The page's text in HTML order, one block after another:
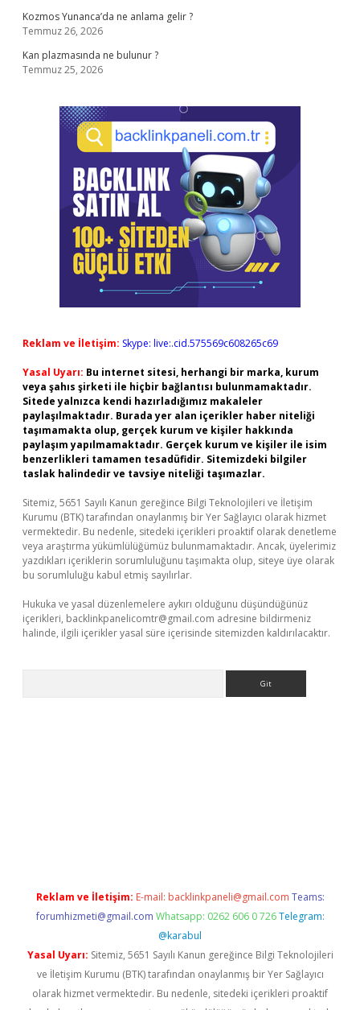
Kozmos Yunanca’da ne anlama gelir ?
Temmuz 26, 2026
Kan plazmasında ne bulunur ?
Temmuz 25, 2026
Reklam ve İletişim: Skype: live:.cid.575569c608265c69
Yasal Uyarı: Bu internet sitesi, herhangi bir marka, kurum
veya şahıs şirketi ile hiçbir bağlantısı bulunmamaktadır.
Sitede yalnızca kendi hazırladığımız makaleler
paylaşılmaktadır. Burada yer alan içerikler haber niteliği
taşımamakta olup, gerçek kurum ve kişiler hakkında
paylaşım yapılmamaktadır. Gerçek kurum ve kişiler ile isim
benzerlikleri tamamen tesadüfidir. Sitemizdeki bilgiler
taslak halindedir ve tavsiye niteliği taşımazlar.
Sitemiz, 5651 Sayılı Kanun gereğince Bilgi Teknolojileri ve İletişim
Kurumu (BTK) tarafından onaylanmış bir Yer Sağlayıcı olarak hizmet
vermektedir. Bu nedenle, sitedeki içerikleri proaktif olarak denetleme
veya araştırma yükümlülüğümüz bulunmamaktadır. Ancak, üyelerimiz
yazdıkları içeriklerin sorumluluğunu taşımakta olup, siteye üye olarak
bu sorumluluğu kabul etmiş sayılırlar.
Hukuka ve yasal düzenlemelere aykırı olduğunu düşündüğünüz
içerikleri, backlinkpanelicomtr@gmail.com adresine bildirmeniz
halinde, ilgili içerikler yasal süre içerisinde sitemizden kaldırılacaktır.
Reklam ve İletişim: E-mail: backlinkpaneli@gmail.com Teams:
forumhizmeti@gmail.com Whatsapp: 0262 606 0 726 Telegram:
@karabul
Yasal Uyarı: Sitemiz, 5651 Sayılı Kanun gereğince Bilgi Teknolojileri
ve İletişim Kurumu (BTK) tarafından onaylanmış bir Yer Sağlayıcı
olarak hizmet vermektedir. Bu nedenle, sitedeki içerikleri proaktif